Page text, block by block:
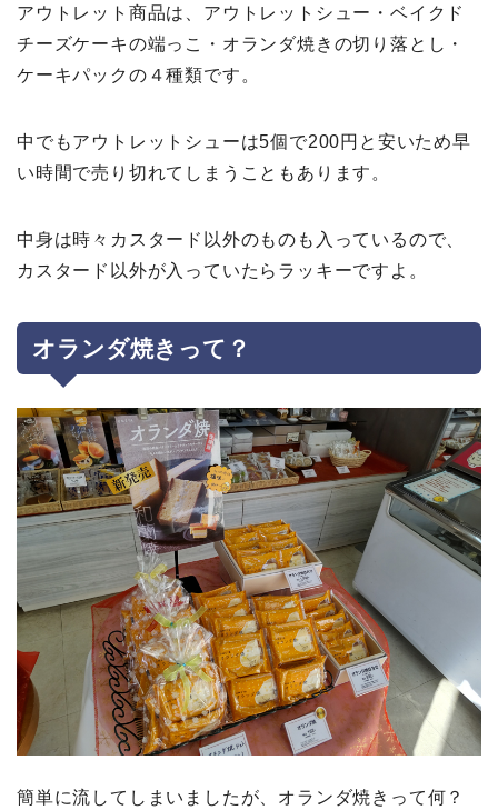
アウトレット商品は、アウトレットシュー・ベイクド
チーズケーキの端っこ・オランダ焼きの切り落とし・
ケーキパックの４種類です。
中でもアウトレットシューは5個で200円と安いため早
い時間で売り切れてしまうこともあります。
中身は時々カスタード以外のものも入っているので、
カスタード以外が入っていたらラッキーですよ。
オランダ焼きって？
簡単に流してしまいましたが、オランダ焼きって何？